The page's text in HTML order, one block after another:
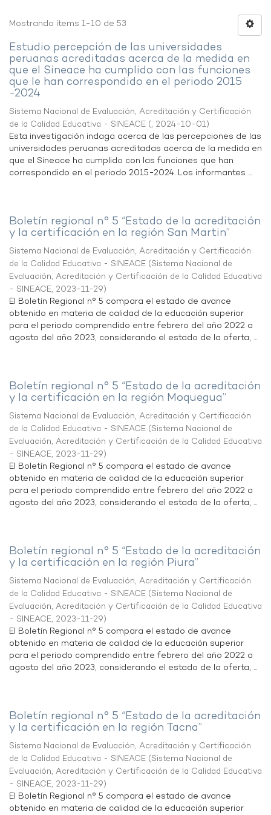
Mostrando ítems 1-10 de 53
Estudio percepción de las universidades
peruanas acreditadas acerca de la medida en
que el Sineace ha cumplido con las funciones
que le han correspondido en el periodo 2015
-2024
Sistema Nacional de Evaluación, Acreditación y Certificación
de la Calidad Educativa - SINEACE (, 2024-10-01)
Esta investigación indaga acerca de las percepciones de las
universidades peruanas acreditadas acerca de la medida en
que el Sineace ha cumplido con las funciones que han
correspondido en el periodo 2015-2024. Los informantes ...
Boletín regional n° 5 “Estado de la acreditación
y la certificación en la región San Martin”
Sistema Nacional de Evaluación, Acreditación y Certificación
de la Calidad Educativa - SINEACE (Sistema Nacional de
Evaluación, Acreditación y Certificación de la Calidad Educativa
- SINEACE, 2023-11-29)
El Boletín Regional n° 5 compara el estado de avance
obtenido en materia de calidad de la educación superior
para el periodo comprendido entre febrero del año 2022 a
agosto del año 2023, considerando el estado de la oferta, ...
Boletín regional n° 5 “Estado de la acreditación
y la certificación en la región Moquegua”
Sistema Nacional de Evaluación, Acreditación y Certificación
de la Calidad Educativa - SINEACE (Sistema Nacional de
Evaluación, Acreditación y Certificación de la Calidad Educativa
- SINEACE, 2023-11-29)
El Boletín Regional n° 5 compara el estado de avance
obtenido en materia de calidad de la educación superior
para el periodo comprendido entre febrero del año 2022 a
agosto del año 2023, considerando el estado de la oferta, ...
Boletín regional n° 5 “Estado de la acreditación
y la certificación en la región Piura”
Sistema Nacional de Evaluación, Acreditación y Certificación
de la Calidad Educativa - SINEACE (Sistema Nacional de
Evaluación, Acreditación y Certificación de la Calidad Educativa
- SINEACE, 2023-11-29)
El Boletín Regional n° 5 compara el estado de avance
obtenido en materia de calidad de la educación superior
para el periodo comprendido entre febrero del año 2022 a
agosto del año 2023, considerando el estado de la oferta, ...
Boletín regional n° 5 “Estado de la acreditación
y la certificación en la región Tacna”
Sistema Nacional de Evaluación, Acreditación y Certificación
de la Calidad Educativa - SINEACE (Sistema Nacional de
Evaluación, Acreditación y Certificación de la Calidad Educativa
- SINEACE, 2023-11-29)
El Boletín Regional n° 5 compara el estado de avance
obtenido en materia de calidad de la educación superior